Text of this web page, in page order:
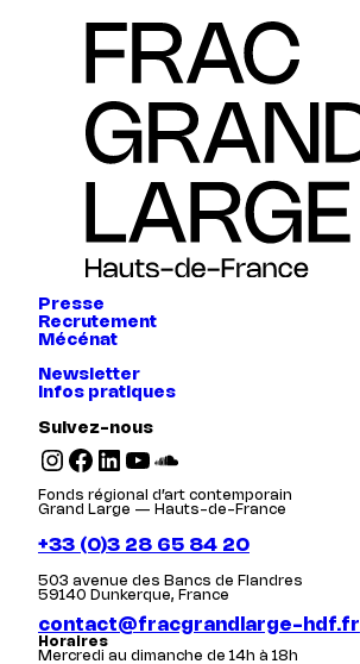
Presse
Recrutement
Mécénat
Newsletter
Infos pratiques
Suivez-nous
Instagram Facebook LinkedIn YouTube SoundCloud
Fonds régional d’art contemporain
Grand Large — Hauts-de-France
+33 (0)3 28 65 84 20
503 avenue des Bancs de Flandres
59140 Dunkerque, France
contact@fracgrandlarge-hdf.fr
Horaires
Mercredi au dimanche de 14h à 18h